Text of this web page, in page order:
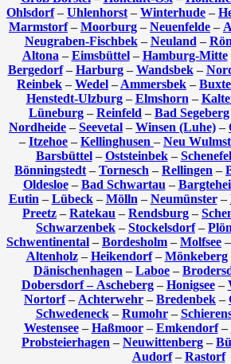
Ohlsdorf– Uhlenhorst – Winterhude –
Marmstorf– Moorburg – Neuenfelde –
Neugraben-Fischbek– Neuland –
Altona – Eimsbüttel– Hamburg-Mitte
Bergedorf– Harburg– Wandsbek–
Reinbek – Wedel – Ammersbek –
Henstedt-Ulzburg– Elmshorn –
Lüneburg – Reinfeld – Bad Segeberg
Nordheide – Seevetal – Winsen (Luhe) –
– Itzehoe – Kellinghusen – Neu
Barsbüttel– Oststeinbek–
Bönningstedt – Tornesch – Rellingen –
Oldesloe– Bad Schwartau –
Eutin – Lübeck– Mölln – Neumünster–
Preetz – Ratekau – Rendsburg –
Schwarzenbek – Stockelsdorf– Plön
Schwentinental – Bordesholm – Molfsee –
Altenholz– Heikendorf– Mönkeberg
Dänischenhagen – Laboe –
Dobersdorf – Ascheberg– Honigsee–
Nortorf– Achterwehr – Bredenbek –
Schwedeneck– Rumohr–
Westensee– Haßmoor– Emkendorf–
Probsteierhagen – Neuwittenberg –
Audorf– Rastorf